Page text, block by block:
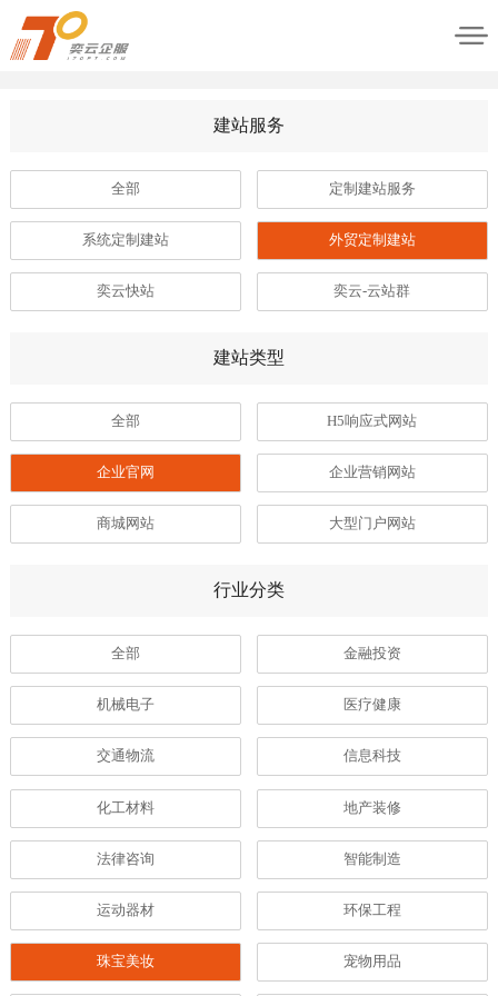
建站服务
全部 定制建站服务
系统定制建站 外贸定制建站
奕云快站 奕云-云站群
建站类型
全部 H5响应式网站
企业官网 企业营销网站
商城网站 大型门户网站
行业分类
全部 金融投资
机械电子 医疗健康
交通物流 信息科技
化工材料 地产装修
法律咨询 智能制造
运动器材 环保工程
珠宝美妆 宠物用品